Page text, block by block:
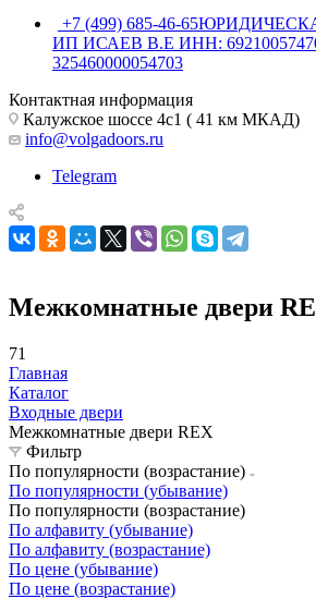
+7 (499) 685-46-65
ИП ИСАЕВ В.Е ИНН:
325460000054703
Контактная информация
Калужское шоссе 4с1 ( 41 км МКАД)
info@volgadoors.ru
Telegram
Межкомнатные двери
71
Главная
Каталог
Входные двери
Межкомнатные двери REX
Фильтр
По популярности (возрастание)
По популярности (убывание)
По популярности (возрастание)
По алфавиту (убывание)
По алфавиту (возрастание)
По цене (убывание)
По цене (возрастание)